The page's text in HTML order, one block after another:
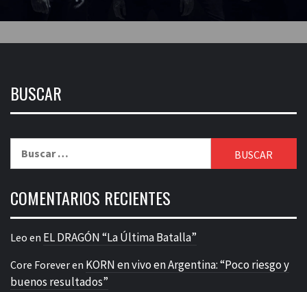
BUSCAR
COMENTARIOS RECIENTES
Leo en EL DRAGÓN “La Última Batalla”
Core Foreveren KORN en vivo en Argentina: “Poco riesgo y
buenos resultados”